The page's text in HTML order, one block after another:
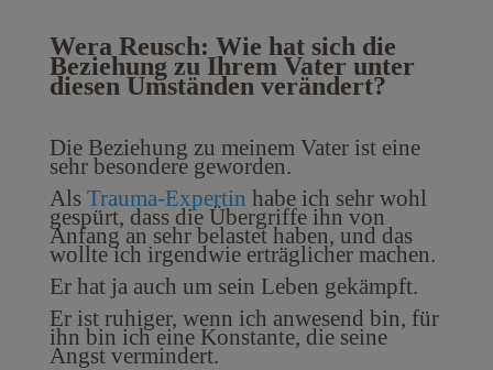
Wera Reusch: Wie hat sich die
Beziehung zu Ihrem Vater unter
diesen Umständen verändert?
Die Beziehung zu meinem Vater ist eine
sehr besondere geworden.
Als Trauma-Expertin habe ich sehr wohl
gespürt, dass die Übergriffe ihn von
Anfang an sehr belastet haben, und das
wollte ich irgendwie erträglicher machen.
Er hat ja auch um sein Leben gekämpft.
Er ist ruhiger, wenn ich anwesend bin, für
ihn bin ich eine Konstante, die seine
Angst vermindert.